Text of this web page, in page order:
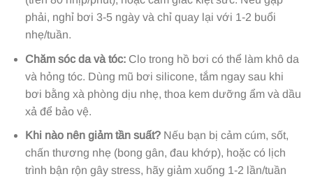
phải, nghỉ bơi 3-5 ngày và chỉ quay lại với 1-2 buổi
nhẹ/tuần.
Chăm sóc da và tóc:Clo trong hồ bơi có thể làm khô da
và hỏng tóc. Dùng mũ bơi silicone, tắm ngay sau khi
bơi bằng xà phòng dịu nhẹ, thoa kem dưỡng ẩm và dầu
xả để bảo vệ.
Khi nào nên giảm tần suất?Nếu bạn bị cảm cúm, sốt,
chấn thương nhẹ (bong gân, đau khớp), hoặc có lịch
trình bận rộn gây stress, hãy giảm xuống 1-2 lần/tuần